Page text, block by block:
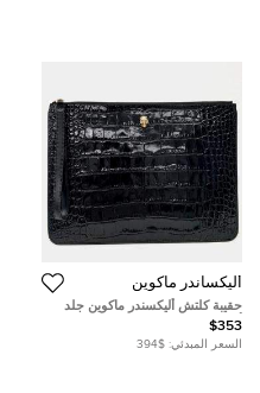
أليكساندر ماكوين
حقيبة كلتش أليكسندر ماكوين جلد
أسود
$353
السعر المبدئي: $394